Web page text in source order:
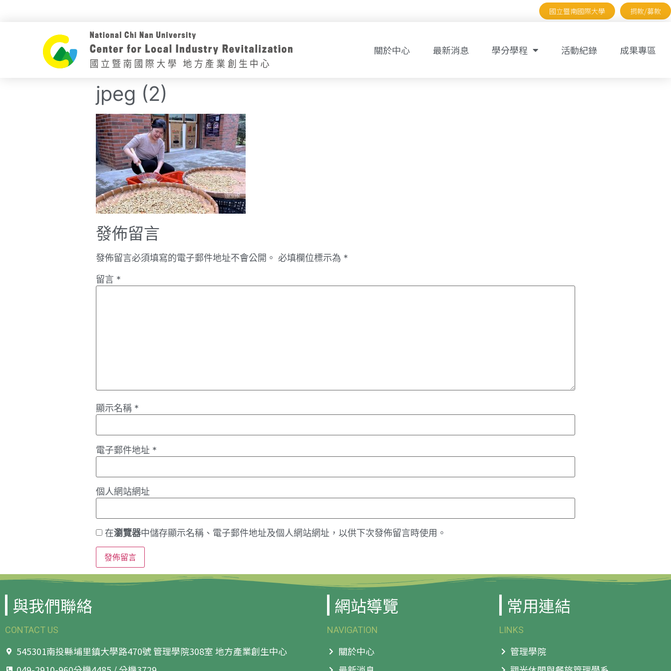
國立暨南國際大學 捐款/募款
關於中心 最新消息 學分學程 活動紀錄 成果專區
jpeg (2)
發佈留言
發佈留言必須填寫的電子郵件地址不會公開。 必填欄位標示為 *
留言 *
顯示名稱 *
電子郵件地址 *
個人網站網址
在瀏覽器中儲存顯示名稱、電子郵件地址及個人網站網址，以供下次發佈留言時使用。
與我們聯絡
CONTACT US
545301南投縣埔里鎮大學路470號 管理學院308室 地方產業創生中心
網站導覽
NAVIGATION
關於中心
常用連結
LINKS
管理學院